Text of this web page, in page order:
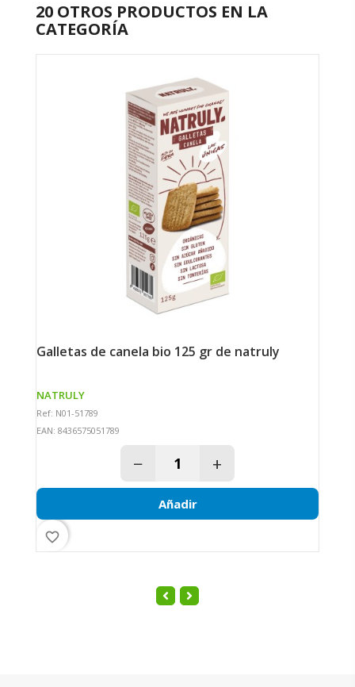
20 OTROS PRODUCTOS EN LA
CATEGORÍA
galletas de canela bio 125 gr de natruly
NATRULY
Ref: N01-51789
EAN: 8436575051789
− +
Añadir
favorite_border